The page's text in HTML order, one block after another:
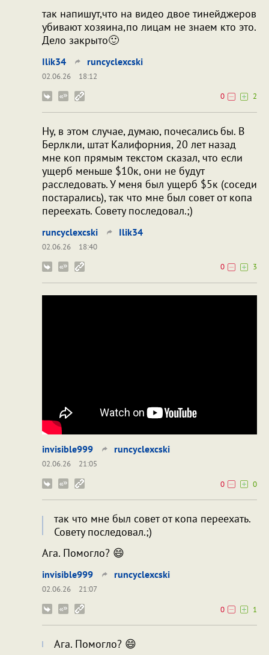
так напишут,что на видео двое тинейджеров
убивают хозяина,по лицам не знаем кто это.
Дело закрыто🙂
Ilik34 runcyclexcski
02.06.26
18:12
0
2
Ну, в этом случае, думаю, почесались бы. В
Берлкли, штат Калифорния, 20 лет назад
мне коп прямым текстом сказал, что если
ущерб меньше $10к, они не будут
расследовать. У меня был ущерб $5к (соседи
постарались), так что мне был совет от копа
переехать. Совету последовал.;)
runcyclexcski Ilik34
02.06.26
18:40
0
3
invisible999 runcyclexcski
02.06.26
21:05
0
0
так что мне был совет от копа переехать.
Совету последовал.;)
Ага. Помогло? 😄
invisible999 runcyclexcski
02.06.26
21:07
0
1
Ага. Помогло? 😄